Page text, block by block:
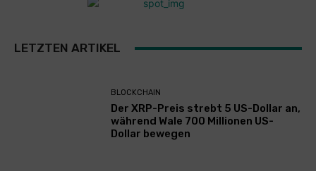
LETZTEN ARTIKEL
BLOCKCHAIN
Der XRP-Preis strebt 5 US-Dollar an,
während Wale 700 Millionen US-
Dollar bewegen